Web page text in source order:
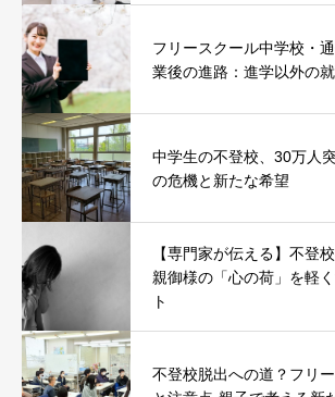
フリースクール中学校・
業後の進路：進学以外の
中学生の不登校、30万人
の危機と新たな希望
【専門家が伝える】不登
親御様の「心の荷」を軽
ト
不登校脱出への道？フリ